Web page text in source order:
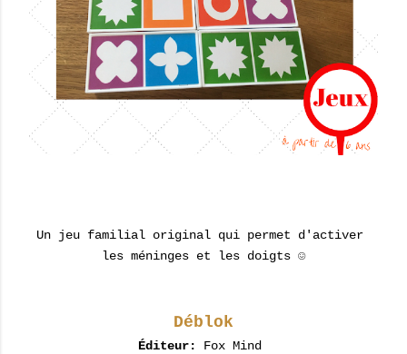
Un jeu familial original qui permet d'activer
les méninges et les doigts ☺
Déblok
Éditeur:
Fox Mind